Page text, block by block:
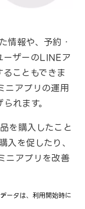
情報や、予約・
ーザーのLINEア
こともできま
ニアプリの運用
れます。
を購入したこと
を促したり、
ニアプリを改善
ータは、利用開始時に